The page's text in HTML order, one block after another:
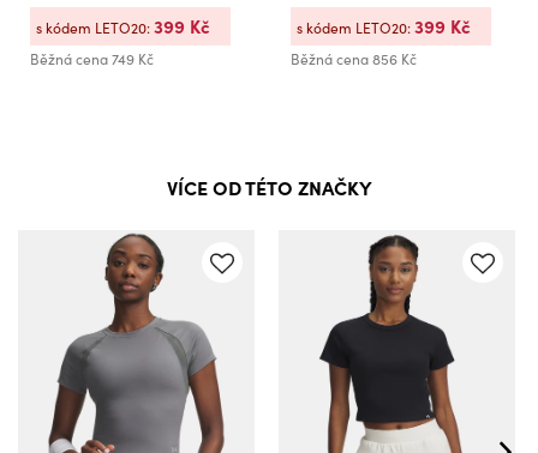
Běžná cena749 Kč
s kódem LETO20:399 Kč
Běžná cena856 Kč
s kódem LETO20:399 Kč
VÍCE OD TÉTO ZNAČKY